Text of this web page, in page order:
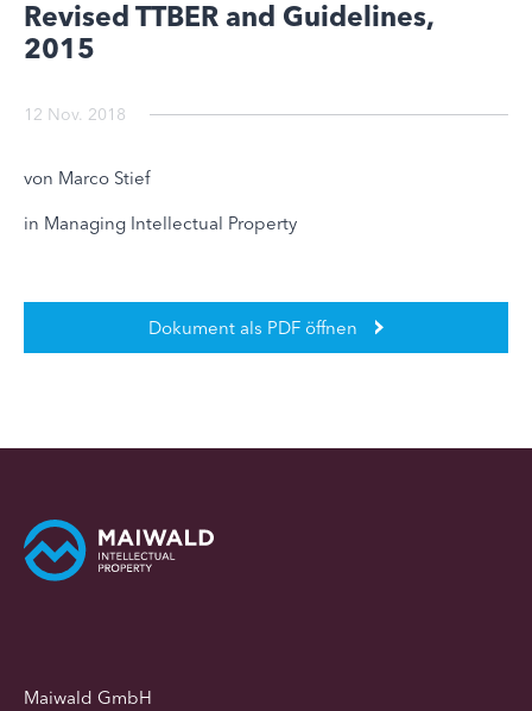
Revised TTBER and Guidelines,
2015
12 Nov. 2018
von Marco Stief
in Managing Intellectual Property
Dokument als PDF öffnen
Maiwald GmbH